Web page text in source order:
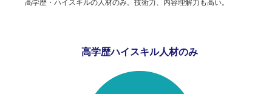
高学歴・ハイスキルの人材のみ。技術力、内容理解力も高い。
高学歴ハイスキル人材のみ